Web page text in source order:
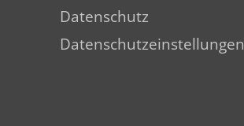
Datenschutz
Datenschutzeinstellungen